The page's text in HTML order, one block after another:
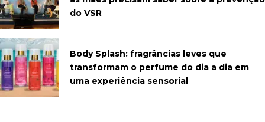
do VSR
Body Splash: fragrâncias leves que
transformam o perfume do dia a dia em
uma experiência sensorial